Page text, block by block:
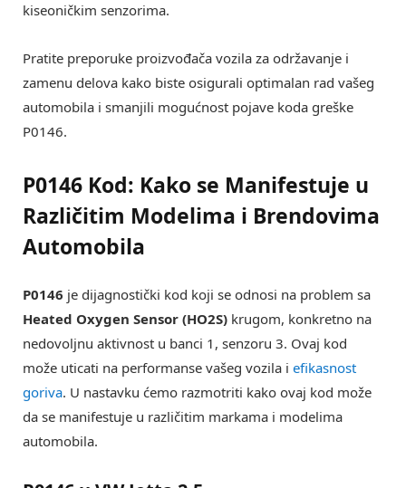
kiseoničkim senzorima.
Pratite preporuke proizvođača vozila za održavanje i
zamenu delova kako biste osigurali optimalan rad vašeg
automobila i smanjili mogućnost pojave koda greške
P0146.
P0146 Kod: Kako se Manifestuje u
Različitim Modelima i Brendovima
Automobila
P0146 je dijagnostički kod koji se odnosi na problem sa
Heated Oxygen Sensor (HO2S) krugom, konkretno na
nedovoljnu aktivnost u banci 1, senzoru 3. Ovaj kod
može uticati na performanse vašeg vozila i efikasnost
goriva. U nastavku ćemo razmotriti kako ovaj kod može
da se manifestuje u različitim markama i modelima
automobila.